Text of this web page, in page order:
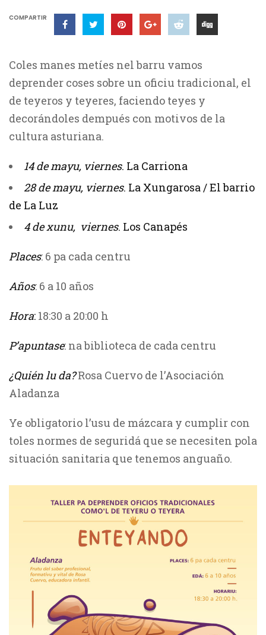
COMPARTIR
Coles manes metíes nel barru vamos
deprender coses sobre un oficiu tradicional, el
de teyeros y teyeres, faciendo teyes y
decorándoles dempués con motivos de la
cultura asturiana.
14 de mayu, viernes. La Carriona
28 de mayu, viernes. La Xungarosa / El barrio
de La Luz
4 de xunu, viernes. Los Canapés
Places: 6 pa cada centru
Años: 6 a 10 años
Hora: 18:30 a 20:00 h
P’apuntase: na biblioteca de cada centru
¿Quién lu da?Rosa Cuervo de l’Asociación
Aladanza
Ye obligatorio l’usu de mázcara y cumplir con
toles normes de seguridá que se necesiten pola
situación sanitaria que tenemos anguaño.